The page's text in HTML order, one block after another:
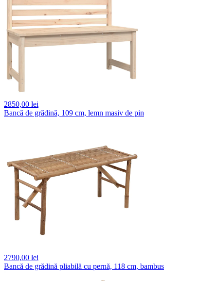
2850,00 lei
Bancă de grădină, 109 cm, lemn masiv de pin
2790,00 lei
Bancă de grădină pliabilă cu pernă, 118 cm, bambus